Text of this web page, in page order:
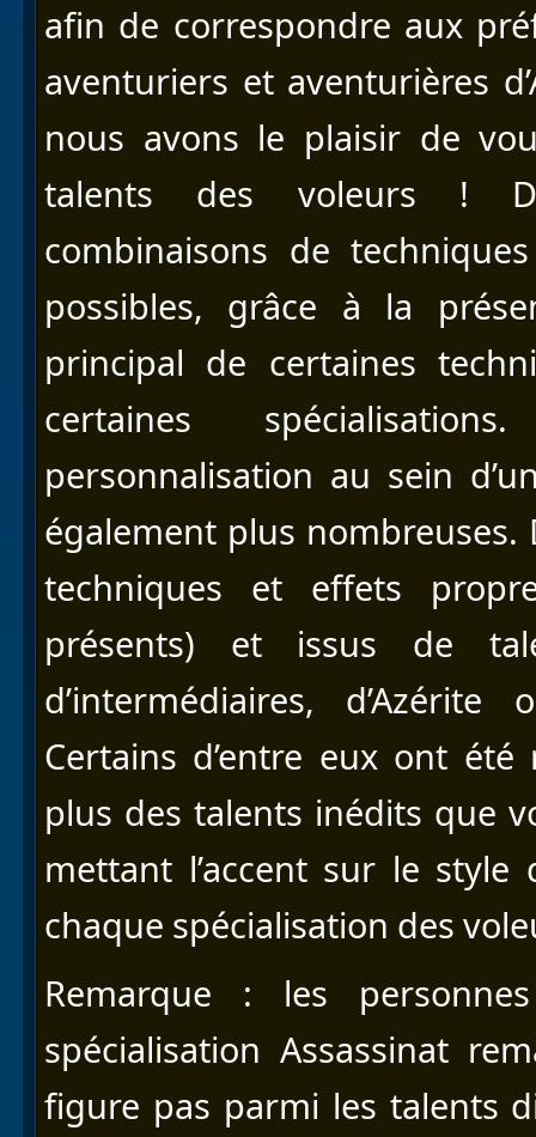
afin de correspondre aux
aventuriers et aventurières
nous avons le plaisir de
talents des voleurs !
combinaisons de
possibles, grâce à la
principal de certaines
certaines
personnalisation au sein
également plus
techniques et effets
présents) et issus de
d’intermédiaires,
Certains d’entre eux ont
plus des talents inédits que
mettant l’accent sur le
chaque spécialisation des
Remarque : les
spécialisation Assassinat
figure pas parmi les talents